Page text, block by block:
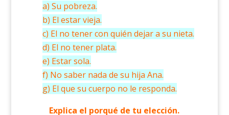
a) Su pobreza.
b) El estar vieja.
c) El no tener con quién dejar a su nieta.
d) El no tener plata.
e) Estar sola.
f) No saber nada de su hija Ana.
g) El que su cuerpo no le responda.
Explica el porqué de tu elección.